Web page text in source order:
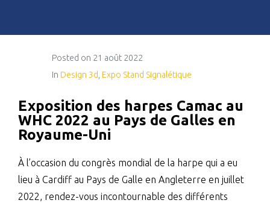
Posted on 21 août 2022
In Design 3d, Expo Stand Signalétique
Exposition des harpes Camac au
WHC 2022 au Pays de Galles en
Royaume-Uni
À l’occasion du congrès mondial de la harpe qui a eu
lieu à Cardiff au Pays de Galle en Angleterre en juillet
2022, rendez-vous incontournable des différents